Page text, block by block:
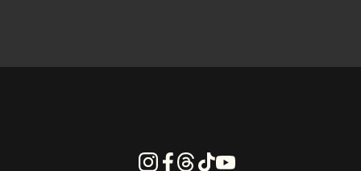
Instagram
Facebook
Threads
TiktokYoutube